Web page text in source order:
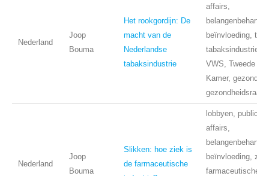
Nederland
Joop
Bouma
Het rookgordijn: De
macht van de
Nederlandse
tabaksindustrie
affairs,
beïnvloeding,
tabaksindustrie,
VWS, Tweede
Kamer,
gezondheidsraad
Nederland
Joop
Bouma
Slikken: hoe ziek is
de farmaceutische
lobbyen, public
affairs,
beïnvloeding,
farmaceutische